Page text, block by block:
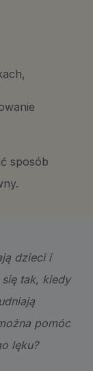
sposób
dzieci i
się tak, kiedy
pomóc
lęku?